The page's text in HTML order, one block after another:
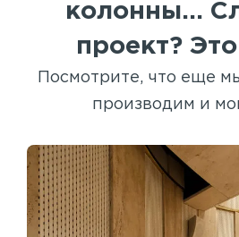
колонны...
проект?
Посмотрите, что еще
производим и